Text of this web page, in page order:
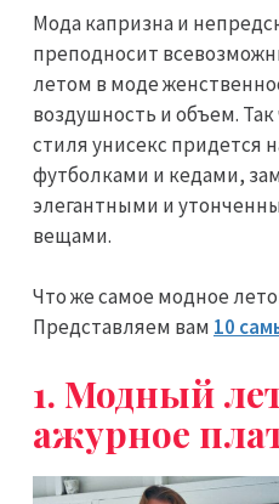
Мода капризна и
преподносит
летом в моде
воздушность и объем.
стиля унисекс придется
футболками и кедами,
элегантными и
вещами.
Что же самое модное
Представляем вам 10
1. Модный
ажурное